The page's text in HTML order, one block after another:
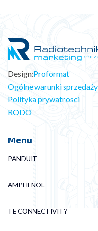
Design:Proformat
Ogólne warunki sprzedaży
Polityka prywatnosci
RODO
Menu
PANDUIT
AMPHENOL
TE CONNECTIVITY